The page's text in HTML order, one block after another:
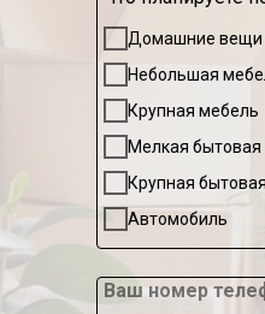
ТРАНСПОРТИРОВКИ
Домашние вещи
Небольшая
Крупная мебель
Мелкая бытовая
Крупная
Автомобиль
Ваш номер